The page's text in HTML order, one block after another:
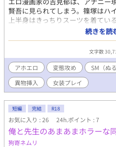
賢吾に見られてしまう。篠塚はハ
上半身はきっちりスーツを着てい
んでもない変人で、何故か篠塚か
なるが……。
続きを読
文字数
アホエロ 変態攻め SM（ぬる
異物挿入
女装プレイ
短編 完結 R18
お気に入り : 26 24h.ポイント : 7
俺と先生のあまあまホラーな
狗嵜ネムリ